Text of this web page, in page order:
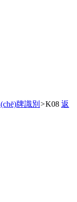
牌識別 >K08 返